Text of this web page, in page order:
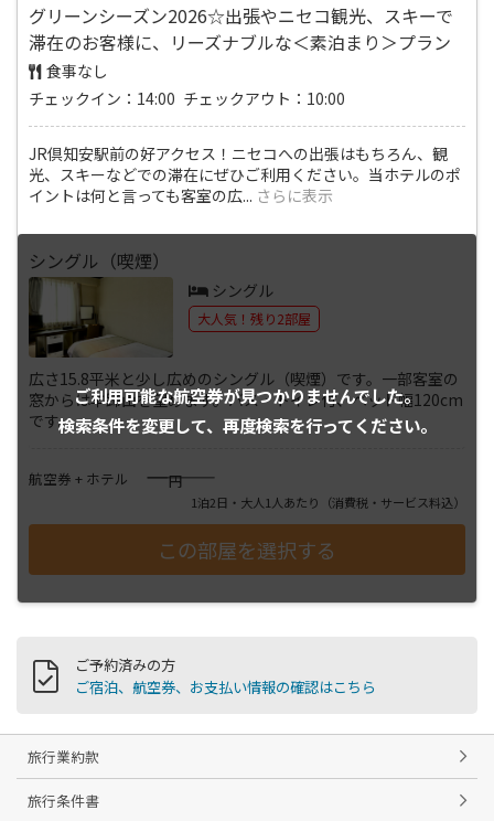
グリーンシーズン2026☆出張やニセコ観光、スキーで
滞在のお客様に、リーズナブルな＜素泊まり＞プラン
食事なし
チェックイン：14:00 チェックアウト：10:00
JR倶知安駅前の好アクセス！ニセコへの出張はもちろん、観
光、スキーなどでの滞在にぜひご利用ください。当ホテルのポ
イントは何と言っても客室の広... さらに表示
ご利用可能な航空券が見つかりませんでした。
検索条件を変更して、 再度検索を行ってください。
シングル（喫煙）
シングル
大人気！残り2部屋
広さ15.8平米と少し広めのシングル（喫煙）です。一部客室の
窓からは羊蹄山を望めます。バス・トイレ付、ベッド幅120cm
です。
航空券 + ホテル ――――円
1泊2日・大人1人あたり （消費税・サービス料込）
ご予約済みの方
ご宿泊、航空券、お支払い情報の確認はこちら
旅行業約款
旅行条件書